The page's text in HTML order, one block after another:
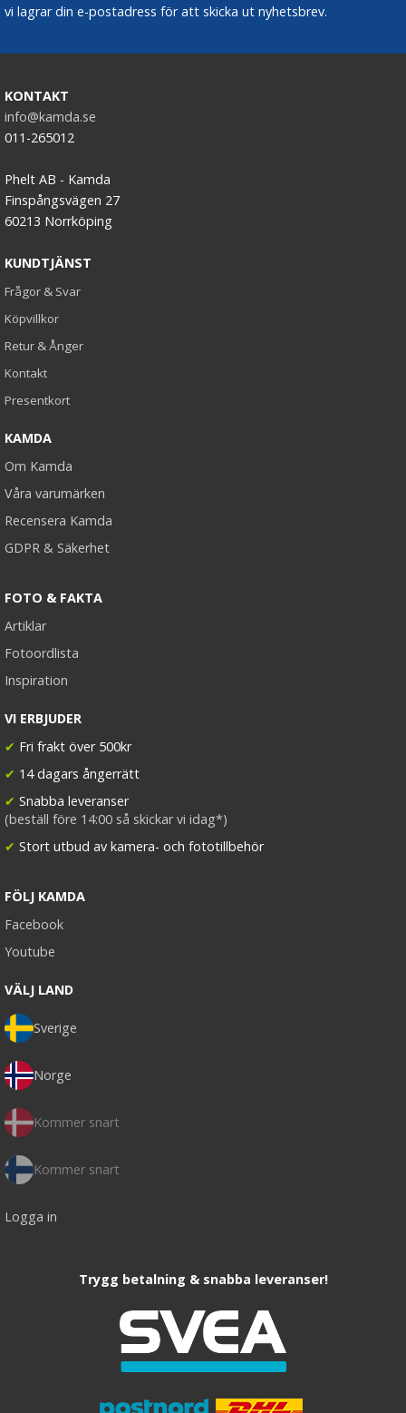
vi lagrar din e-postadress för att skicka ut nyhetsbrev.
KONTAKT
info@kamda.se
011-265012
Phelt AB - Kamda
Finspångsvägen 27
60213 Norrköping
KUNDTJÄNST
Frågor & Svar
Köpvillkor
Retur & Ånger
Kontakt
Presentkort
KAMDA
Om Kamda
Våra varumärken
Recensera Kamda
GDPR & Säkerhet
FOTO & FAKTA
Artiklar
Fotoordlista
Inspiration
VI ERBJUDER
✔ Fri frakt över 500kr
✔ 14 dagars ångerrätt
✔ Snabba leveranser
(beställ före 14:00 så skickar vi idag*)
✔ Stort utbud av kamera- och fototillbehör
FÖLJ KAMDA
Facebook
Youtube
VÄLJ LAND
Sverige
Norge
Kommer snart
Kommer snart
Logga in
Trygg betalning & snabba leveranser!